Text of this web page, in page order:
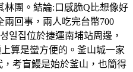
林團。結論:口感脆Q比想像好
兩回事，兩人吃完台幣700
일집位於捷運南埔站周邊，
算是蠻方便的。釜山城一家
，考盲鰻是始於釜山，也簡得